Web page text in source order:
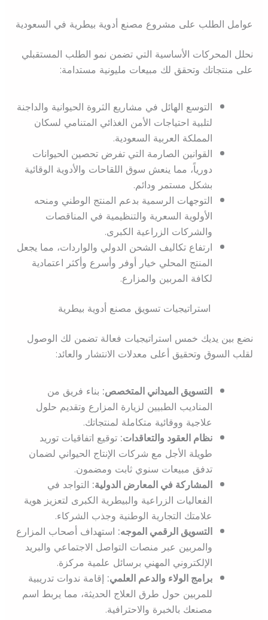
عوامل الطلب على مشروع مصنع أدوية بيطرية في السعودية
نحلل المحركات الأساسية التي تضمن نمو الطلب المستقبلي
على منتجاتك وتحقق لك مبيعات مليونية مستدامة:
التوسع الهائل في مشاريع الثروة الحيوانية والداجنة
لتلبية احتياجات الأمن الغذائي المتنامي لسكان
المملكة العربية السعودية.
القوانين الصارمة التي تفرض تحصين الحيوانات
دورياً، مما ينعش سوق اللقاحات والأدوية الوقائية
بشكل مستمر ودائم.
التوجهات الرسمية بدعم المنتج الوطني ومنحه
الأولوية السعرية والتنظيمية في المناقصات
والشركات الزراعية الكبرى.
ارتفاع تكاليف الشحن الدولي والواردات، مما يجعل
المنتج المحلي خيار أوفر وأسرع وأكثر اعتمادية
لكافة المربين والمزارع.
استراتيجيات تسويق مصنع أدوية بيطرية
نضع بين يديك خمس استراتيجيات فعالة تضمن لك الوصول
لقلب السوق وتحقيق أعلى معدلات الانتشار والعائد:
التسويق الميداني المتخصص:بناء فريق من
المناديب الطبيين لزيارة المزارع وتقديم حلول
علاجية ووقائية متكاملة لمنتجاتك.
نظام العقود والتعاقدات:توقيع اتفاقيات توريد
طويلة الأجل مع شركات الإنتاج الحيواني لضمان
تدفق مبيعات سنوي ثابت ومضمون.
المشاركة في المعارض الدولية:التواجد في
الفعاليات الزراعية والبيطرية الكبرى لتعزيز هوية
علامتك التجارية الوطنية وجذب الشركاء.
التسويق الرقمي الموجه:استهداف أصحاب المزارع
والمربين عبر منصات التواصل الاجتماعي والبريد
الإلكتروني المهني برسائل علمية مركزة.
برامج الولاء والدعم العلمي:إقامة ندوات تدريبية
للمربين حول طرق العلاج الحديثة، مما يربط اسم
مصنعك بالخبرة والاحترافية.